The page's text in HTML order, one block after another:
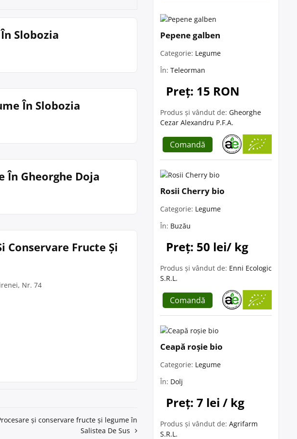
Slobozia
În Slobozia
În Gheorghe Doja
Conservare Fructe Și
Nr. 74
și conservare fructe și legume în
Salistea De Sus
Pepene galben
Categorie: Legume
În: Teleorman
Preț: 15 RON
Produs și vândut de: Gheorghe
Cezar Alexandru P.F.A.
Comandă
Rosii Cherry bio
Categorie: Legume
În: Buzău
Preț: 50 lei/ kg
Produs și vândut de: Enni Ecologic
S.R.L.
Comandă
Ceapă roșie bio
Categorie: Legume
În: Dolj
Preț: 7 lei / kg
Produs și vândut de: Agrifarm
S.R.L.